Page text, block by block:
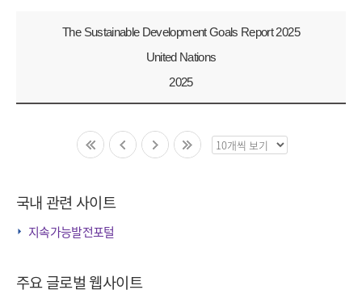
The Sustainable Development Goals Report 2025
United Nations
2025
페
국내 관련 사이트
지속가능발전포털
주요 글로벌 웹사이트